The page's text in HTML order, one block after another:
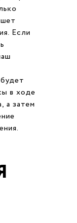
Если
в ходе
а затем